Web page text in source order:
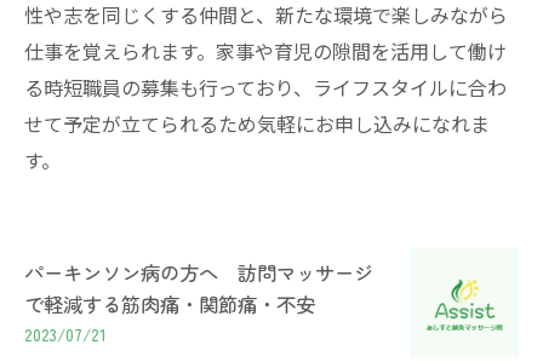
性や志を同じくする仲間と、新たな環境で楽しみながら
仕事を覚えられます。家事や育児の隙間を活用して働け
る時短職員の募集も行っており、ライフスタイルに合わ
せて予定が立てられるため気軽にお申し込みになれま
す。
パーキンソン病の方へ 訪問マッサージ
で軽減する筋肉痛・関節痛・不安
2023/07/21